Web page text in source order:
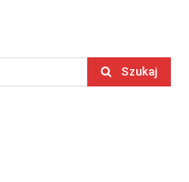
Szukaj